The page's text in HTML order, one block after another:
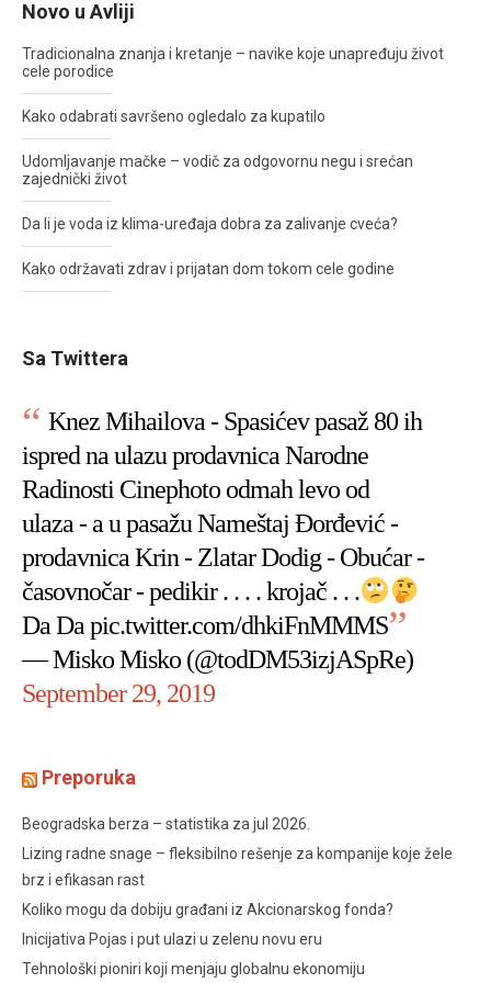
Novo u Avliji
Tradicionalna znanja i kretanje – navike koje unapređuju život
cele porodice
Kako odabrati savršeno ogledalo za kupatilo
Udomljavanje mačke – vodič za odgovornu negu i srećan
zajednički život
Da li je voda iz klima-uređaja dobra za zalivanje cveća?
Kako održavati zdrav i prijatan dom tokom cele godine
Sa Twittera
Knez Mihailova - Spasićev pasaž 80 ih
ispred na ulazu prodavnica Narodne
Radinosti Cinephoto odmah levo od
ulaza - a u pasažu Nameštaj Đorđević -
prodavnica Krin - Zlatar Dodig - Obućar -
časovnočar - pedikir . . . . krojač . . .
Da Dapic.twitter.com/dhkiFnMMMS
— Misko Misko (@todDM53izjASpRe)
September 29, 2019
Preporuka
Beogradska berza – statistika za jul 2026.
Lizing radne snage – fleksibilno rešenje za kompanije koje žele
brz i efikasan rast
Koliko mogu da dobiju građani iz Akcionarskog fonda?
Inicijativa Pojas i put ulazi u zelenu novu eru
Tehnološki pioniri koji menjaju globalnu ekonomiju